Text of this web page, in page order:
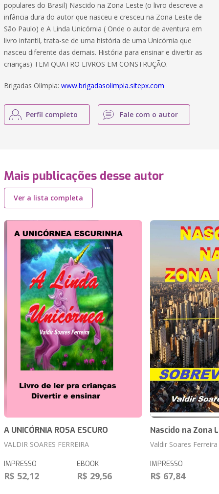
populares do Brasil) Nascido na Zona Leste (o livro descreve a
infância dura do autor que nasceu e cresceu na Zona Leste de
São Paulo) e A Linda Unicórnia ( Onde o autor de aventura em
livro infantil, trata-se de uma história de uma Unicórnia que
nasceu diferente das demais. História para ensinar e divertir as
crianças) TEM QUATRO LIVROS EM CONSTRUÇÃO.
Brigadas Olímpia: www.brigadasolimpia.sitepx.com
Perfil completo Fale com o autor
Mais publicações desse autor
Ver a lista completa
A UNICÓRNIA ROSA ESCURO
VALDIR SOARES FERREIRA
IMPRESSO
R$ 52,12
EBOOK
R$ 29,56
Nascido na Zona
Valdir Soares Ferreira
IMPRESSO
R$ 67,84